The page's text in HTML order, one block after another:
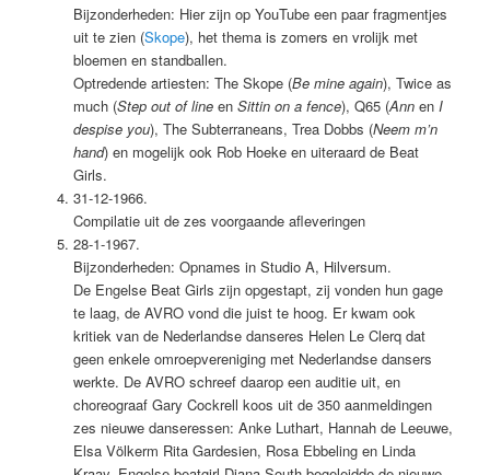
Bijzonderheden: Hier zijn op YouTube een paar fragmentjes
uit te zien (Skope), het thema is zomers en vrolijk met
bloemen en standballen.
Optredende artiesten: The Skope (Be mine again), Twice as
much (Step out of lineen Sittin on a fence), Q65 (Annen I
despise you), The Subterraneans, Trea Dobbs (Neem m’n
hand) en mogelijk ook Rob Hoeke en uiteraard de Beat
Girls.
31-12-1966.
Compilatie uit de zes voorgaande afleveringen
28-1-1967.
Bijzonderheden: Opnames in Studio A, Hilversum.
De Engelse Beat Girls zijn opgestapt, zij vonden hun gage
te laag, de AVRO vond die juist te hoog. Er kwam ook
kritiek van de Nederlandse danseres Helen Le Clerq dat
geen enkele omroepvereniging met Nederlandse dansers
werkte. De AVRO schreef daarop een auditie uit, en
choreograaf Gary Cockrell koos uit de 350 aanmeldingen
zes nieuwe danseressen: Anke Luthart, Hannah de Leeuwe,
Elsa Völkerm Rita Gardesien, Rosa Ebbeling en Linda